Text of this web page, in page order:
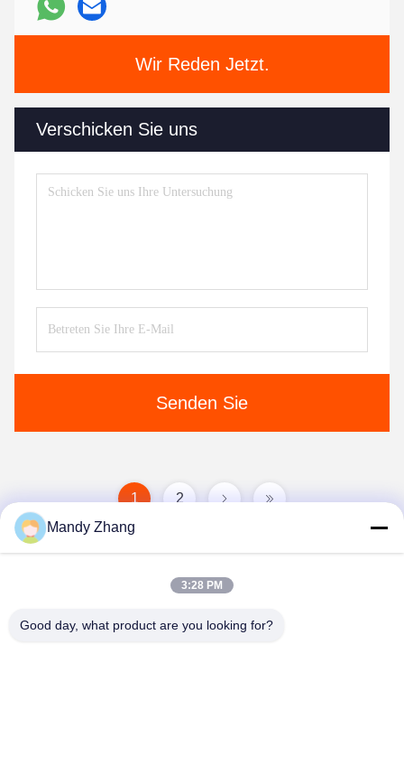
Wir Reden Jetzt.
Verschicken Sie uns
Senden Sie
1 2
Mandy Zhang
3:28 PM
Good day, what product are you looking for?